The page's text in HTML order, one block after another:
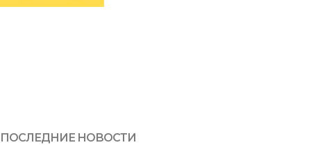
ПОСЛЕДНИЕ НОВОСТИ